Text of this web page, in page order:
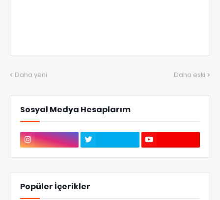
Daha yeni Daha eski
Sosyal Medya Hesaplarım
Popüler İçerikler